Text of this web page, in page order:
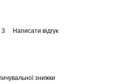
3 Написати відгук
знижки